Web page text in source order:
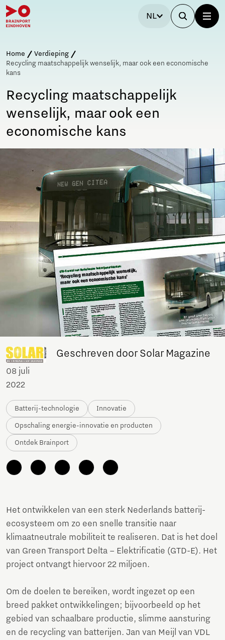
NL
Home
Verdieping
Recycling maatschappelijk wenselijk, maar ook een economische
kans
Recycling maatschappelijk
wenselijk, maar ook een
economische kans
Geschreven door Solar Magazine
08 juli
2022
Batterij-technologie Innovatie
Opschaling energie-innovatie en producten
Ontdek Brainport
Het ontwikkelen van een sterk Nederlands batterij-
ecosysteem om zo een snelle transitie naar
klimaatneutrale mobiliteit te realiseren. Dat is het doel
van Green Transport Delta – Elektrificatie (GTD-E). Het
project ontvangt hiervoor 22 miljoen.
Om de doelen te bereiken, wordt ingezet op een
breed pakket ontwikkelingen; bijvoorbeeld op het
gebied van schaalbare productie, slimme aansturing
en de recycling van batterijen. Jan van Meijl van VDL